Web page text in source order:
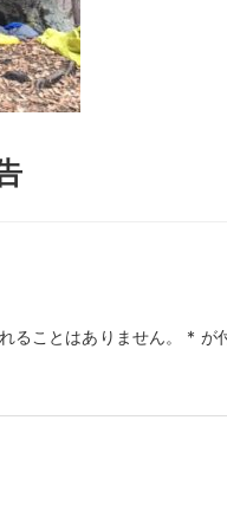
ることはありません。 * が